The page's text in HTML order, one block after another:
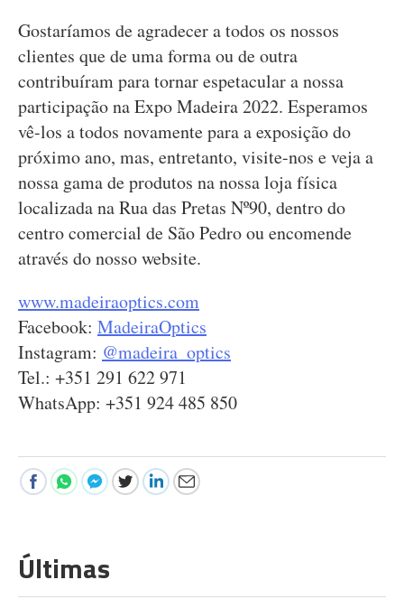
Gostaríamos de agradecer a todos os nossos
clientes que de uma forma ou de outra
contribuíram para tornar espetacular a nossa
participação na Expo Madeira 2022. Esperamos
vê-los a todos novamente para a exposição do
próximo ano, mas, entretanto, visite-nos e veja a
nossa gama de produtos na nossa loja física
localizada na Rua das Pretas Nº90, dentro do
centro comercial de São Pedro ou encomende
através do nosso website.
www.madeiraoptics.com
Facebook: MadeiraOptics
Instagram: @madeira_optics
Tel.: +351 291 622 971
WhatsApp: +351 924 485 850
Últimas